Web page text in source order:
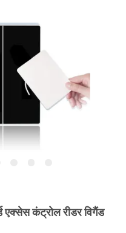
कंट्रोल रीडर विगैंड